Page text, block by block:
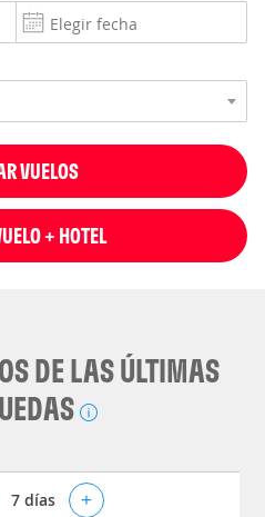
VUELOS
+ HOTEL
DE LAS ÚLTIMAS
7 días +